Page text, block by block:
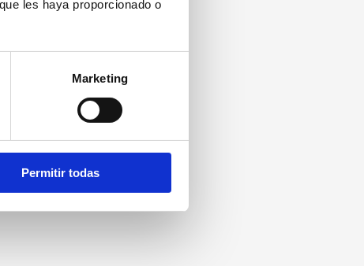
les haya proporcionado o
Marketing
Permitir todas